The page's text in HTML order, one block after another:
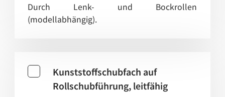
Durch Lenk- und Bockrollen
(modellabhängig).
Kunststoffschubfach auf
Rollschubführung, leitfähig